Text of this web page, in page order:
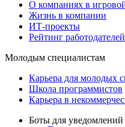
О компаниях в
Жизнь в компании
ИТ-проекты
Рейтинг
Молодым специалистам
Карьера для молодых
Школа программистов
Карьера в
Боты для уведомлений